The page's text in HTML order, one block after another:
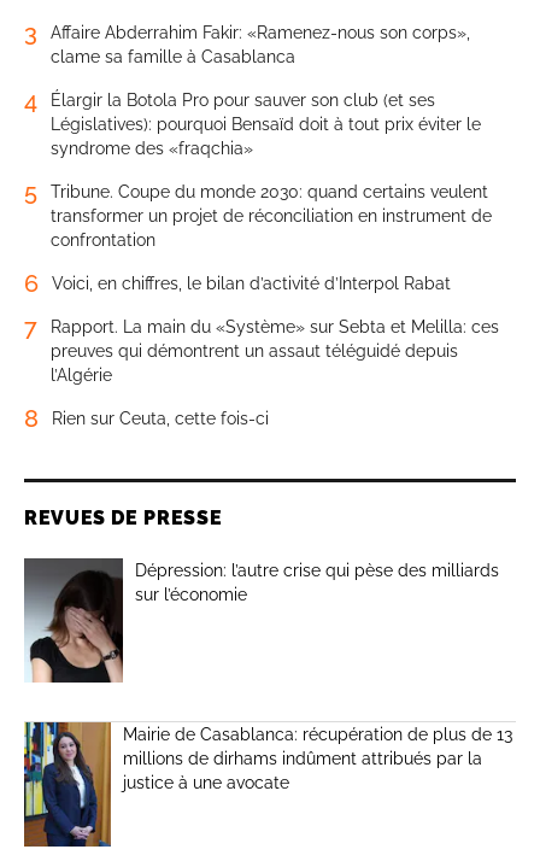
3
Affaire Abderrahim Fakir: «Ramenez-nous son corps»,
clame sa famille à Casablanca
4
Élargir la Botola Pro pour sauver son club (et ses
Législatives): pourquoi Bensaïd doit à tout prix éviter le
syndrome des «fraqchia»
5
Tribune. Coupe du monde 2030: quand certains veulent
transformer un projet de réconciliation en instrument de
confrontation
6 Voici, en chiffres, le bilan d’activité d’Interpol Rabat
7
Rapport. La main du «Système» sur Sebta et Melilla: ces
preuves qui démontrent un assaut téléguidé depuis
l’Algérie
8 Rien sur Ceuta, cette fois-ci
REVUES DE PRESSE
Dépression: l’autre crise qui pèse des milliards
sur l’économie
Mairie de Casablanca: récupération de plus de 13
millions de dirhams indûment attribués par la
justice à une avocate